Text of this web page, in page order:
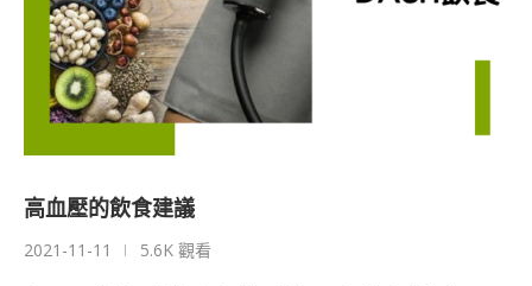
高血壓的飲食建議
2021-11-11 5.6K 觀看